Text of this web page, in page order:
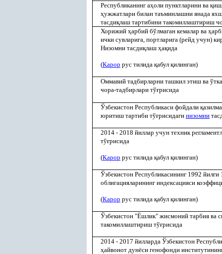
Республиканинг аҳоли пунктларини ва қ
ҳужжатлари билан таъминлашни янада
тасдиқлаш тартибини такомиллаштириш
Хорижий ҳарбий бўлмаган кемалар ва ҳ
ички сувларига, портларига (рейд учун)
Низомни тасдиқлаш ҳақида
(Қарор рус тилида қабул қилинган)
Оммавий тадбирларни ташкил этиш ва
чора-тадбирлари тўғрисида
Ўзбекистон Республикаси фойдали қ
юритиш тартиби тўғрисидаги низомни
2014 - 2018 йиллар учун техник
тўғрисида
(Қарор рус тилида қабул қилинган)
Ўзбекистон Республикасининг 1992
облигацияларининг индексацияси
(Қарор рус тилида қабул қилинган)
Ўзбекистон "Ёшлик" жисмоний тарбия ва
такомиллаштириш тўғрисида
2014 - 2017 йилларда Ўзбекистон
ҳайвонот дунёси генофонди